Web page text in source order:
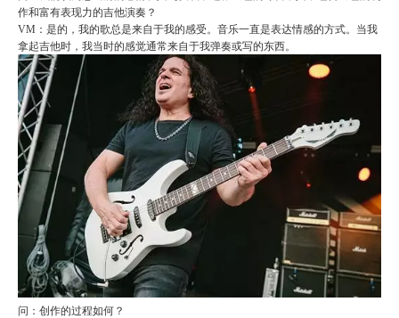
作和富有表现力的吉他演奏？
VM：是的，我的歌总是来自于我的感受。音乐一直是表达情感的方式。当我
拿起吉他时，我当时的感觉通常来自于我弹奏或写的东西。
问：创作的过程如何？